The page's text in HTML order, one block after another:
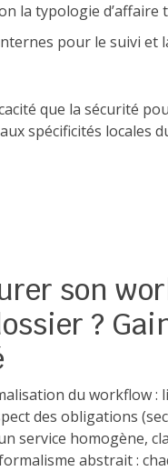
la typologie d’affaire
pour le suivi
que la sécurité
spécificités locales
son
?
du workflow :
des obligations
service homogène,
abstrait :